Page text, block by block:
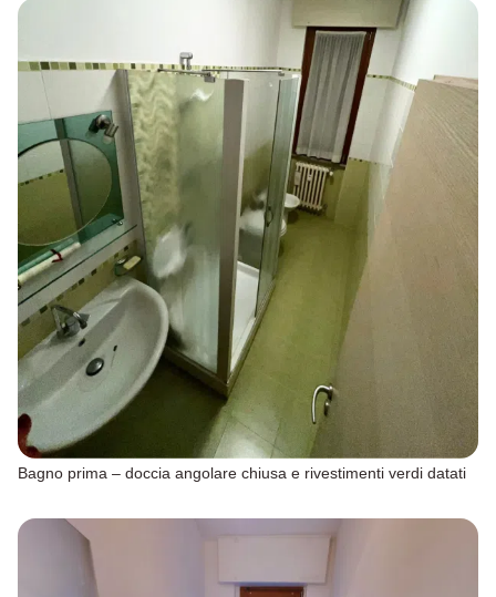
Bagno prima – doccia angolare chiusa e rivestimenti verdi datati